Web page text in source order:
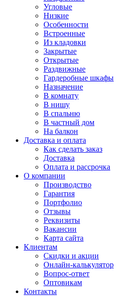
Угловые
Низкие
Особенности
Встроенные
Из кладовки
Закрытые
Открытые
Раздвижные
Гардеробные шкафы
Назначение
В комнату
В нишу
В спальню
В частный дом
На балкон
Доставка и оплата
Как сделать заказ
Доставка
Оплата и рассрочка
О компании
Производство
Гарантия
Портфолио
Отзывы
Реквизиты
Вакансии
Карта сайта
Клиентам
Скидки и акции
Онлайн-калькулятор
Вопрос-ответ
Оптовикам
Контакты